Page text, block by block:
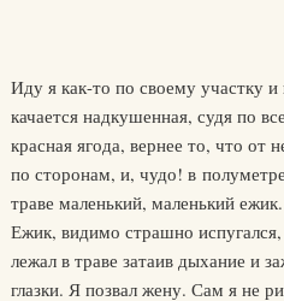
Иду я как-то по своему участку
качается надкушенная, судя по
красная ягода, вернее то, что от
по сторонам, и, чудо! в
траве маленький, маленький
Ежик, видимо страшно
лежал в траве затаив дыхание и
глазки. Я позвал жену. Сам я не